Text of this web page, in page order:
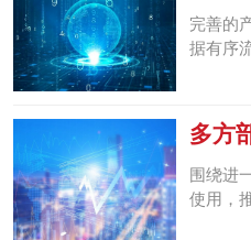
二 科
完善的
据有序
有利于
多方
护并
围绕进
使用，
多部门